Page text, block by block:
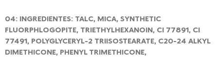
04: INGREDIENTES: TALC, MICA, SYNTHETIC
FLUORPHLOGOPITE, TRIETHYLHEXANOIN, CI 77891, CI
77491, POLYGLYCERYL-2 TRIISOSTEARATE, C20-24 ALKYL
DIMETHICONE, PHENYL TRIMETHICONE,